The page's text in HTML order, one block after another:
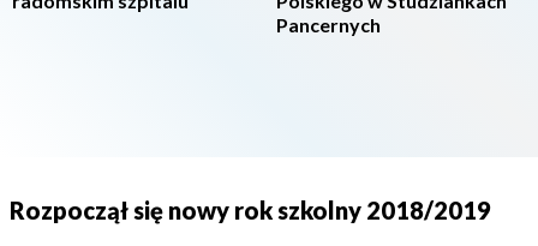
Pancernych
Rozpoczął się nowy rok szkolny 2018/2019